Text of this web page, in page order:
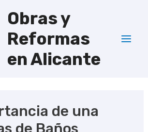
Obras y
Reformas
en Alicante
de una